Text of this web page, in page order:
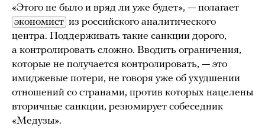
«Этого не было и вряд ли уже будет», — полагает
экономист из российского аналитического
центра. Поддерживать такие санкции дорого,
а контролировать сложно. Вводить ограничения,
которые не получается контролировать, — это
имиджевые потери, не говоря уже об ухудшении
отношений со странами, против которых нацелены
вторичные санкции, резюмирует собеседник
«Медузы».